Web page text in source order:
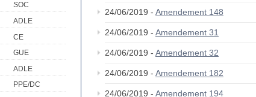
SOC
ADLE
CE
GUE
ADLE
PPE/DC
24/06/2019 - Amendement 148
24/06/2019 - Amendement 31
24/06/2019 - Amendement 32
24/06/2019 - Amendement 182
24/06/2019 - Amendement 194